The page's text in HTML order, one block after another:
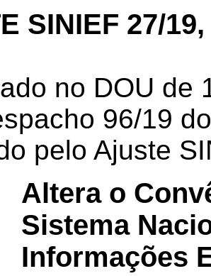
SINIEF 27/
no DOU de
96/19
pelo Ajuste
Altera o
Sistema
Informações